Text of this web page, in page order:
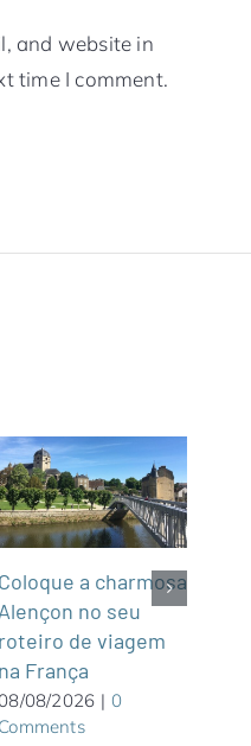
and website in
time I comment.
Coloque a charmosa
Alençon no seu
roteiro de viagem
na França
08/2026 | 0
Comments